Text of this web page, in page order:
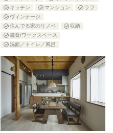
キッチン
マンション
ラフ
ヴィンテージ
住んでる家のリノベ
収納
書斎/ワークスペース
洗面／トイレ／風呂